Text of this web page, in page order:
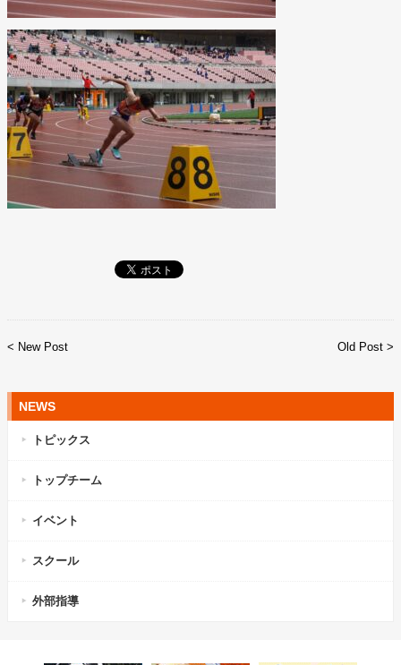
< New Post Old Post >
NEWS
トピックス
トップチーム
イベント
スクール
外部指導